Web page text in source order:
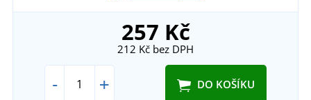
257 Kč
212 Kč bez DPH
- + DO KOŠÍKU